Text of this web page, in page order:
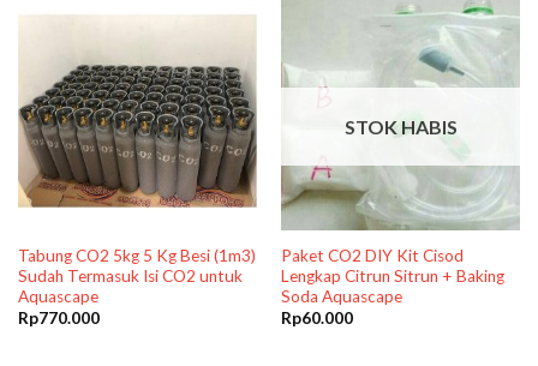
Tabung CO2 5kg 5 Kg Besi (1m3)
Sudah Termasuk Isi CO2 untuk
Aquascape
Rp770.000
STOK HABIS
Paket CO2 DIY Kit Cisod
Lengkap Citrun Sitrun + Baking
Soda Aquascape
Rp60.000